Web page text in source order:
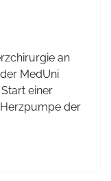
an
MedUni
einer
der